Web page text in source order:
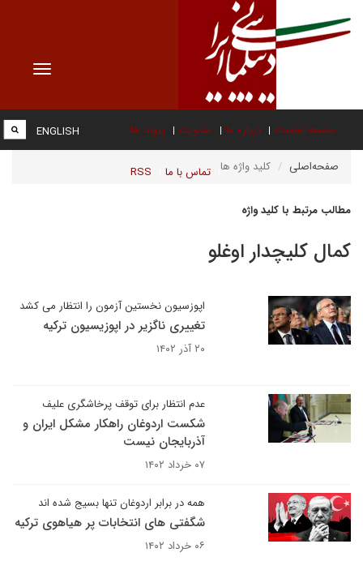
Toggle
صفحه نخست درباره ما عضویت پیوند ها
تماس با ما RSS
ENGLISH
صفحه‌اصلی کلید واژه ها
مطالب مرتبط با کلید واژه
کمال کلیچدار اوغلو
اپوزسیون نخستین آزمون را انتظار می کشد
تغییری ناگزیر در اپوزیسیون ترکیه
۲۰ آذر ۱۴۰۲
عدم انتظار برای توقف پرخاشگری علیف
شکست اردوغان راهکار مشکل ایران و
آذربایجان نیست
۰۷ خرداد ۱۴۰۲
همه در برابر اردوغان تنها بسیج شده اند
شگفتی های انتخابات پر هیاهوی ترکیه
۰۶ خرداد ۱۴۰۲